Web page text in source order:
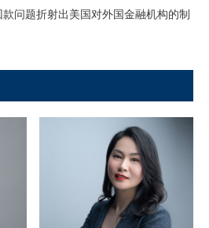
问题折射出美国对外国金融机构的制